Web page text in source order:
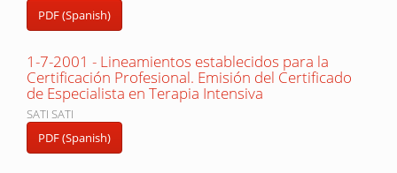
PDF (Spanish)
1-7-2001 - Lineamientos establecidos para la
Certificación Profesional. Emisión del Certificado
de Especialista en Terapia Intensiva
SATI SATI
PDF (Spanish)